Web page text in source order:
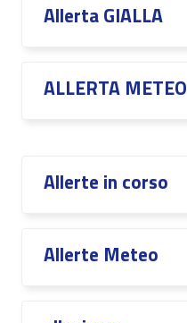
Allerta GIALLA
ALLERTA METEO
Allerte in corso
Allerte Meteo